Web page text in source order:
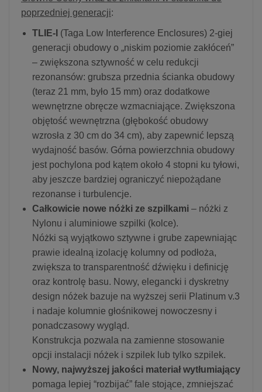
poprzedniej generacji:
TLIE-I (Taga Low Interference Enclosures) 2-giej
generacji obudowy o „niskim poziomie zakłóceń”
– zwiększona sztywność w celu redukcji
rezonansów: grubsza przednia ścianka obudowy
(teraz 21 mm, było 15 mm) oraz dodatkowe
wewnętrzne obręcze wzmacniające. Zwiększona
objętość wewnętrzna (głębokość obudowy
wzrosła z 30 cm do 34 cm), aby zapewnić lepszą
wydajność basów. Górna powierzchnia obudowy
jest pochylona pod kątem około 4 stopni ku tyłowi,
aby jeszcze bardziej ograniczyć niepożądane
rezonanse i turbulencje.
Całkowicie nowe nóżki ze szpilkami – nóżki z
Nylonu i aluminiowe szpilki (kolce).
Nóżki są wyjątkowo sztywne i grube zapewniając
prawie idealną izolację kolumny od podłoża,
zwiększa to transparentność dźwięku i definicję
oraz kontrolę basu. Nowy, elegancki i dyskretny
design nóżek bazuje na wyższej serii Platinum v.3
i nadaje kolumnie głośnikowej nowoczesny i
ponadczasowy wygląd.
Konstrukcja pozwala na zamienne stosowanie
opcji instalacji nóżek i szpilek lub tylko szpilek.
Nowy, najwyższej jakości materiał wytłumiający
pomaga lepiej “rozbijać” fale stojące, zmniejszać